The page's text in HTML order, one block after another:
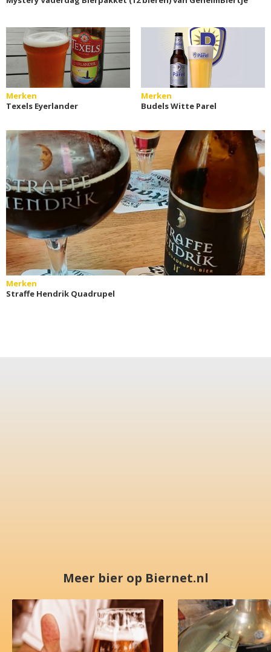
Merken
Texels Eyerlander
Merken
Budels Witte Parel
Merken
Straffe Hendrik Quadrupel
Meer bier op Biernet.nl